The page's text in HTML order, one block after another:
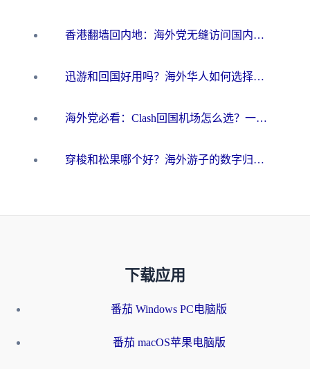
香港翻墙回内地：海外党无缝访问国内资源的加速器选择全攻略
迅游和回国好用吗？海外华人如何选择靠谱的回国加速器
海外党必看：Clash回国机场怎么选？一篇搞定无缝访问国内资源的全攻略
穿梭和松果哪个好？海外游子的数字归乡路，到底该怎么选
下载应用
番茄 Windows PC电脑版
番茄 macOS苹果电脑版